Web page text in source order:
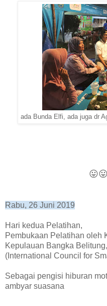
ada Bunda Elfi, ada juga dr
😛😛
Rabu, 26 Juni 2019
Hari kedua Pelatihan,
Pembukaan Pelatihan oleh
Kepulauan Bangka
(International Council for
Sebagai pengisi hiburan
ambyar suasana